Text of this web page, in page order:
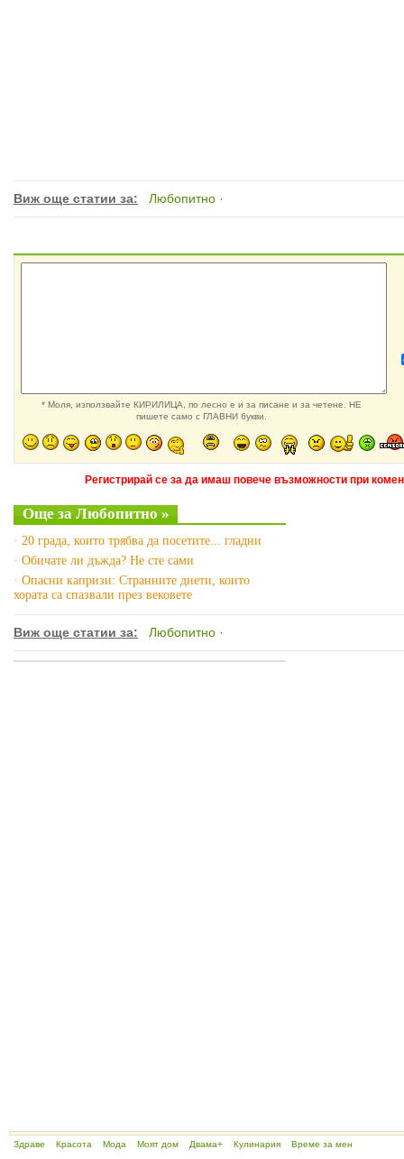
Виж още статии за: Любопитно ·
* Моля, използвайте КИРИЛИЦА, по лесно е и за писане и за четене. НЕ
пишете само с ГЛАВНИ букви.
Регистрирай се за да имаш повече възможности при
Още за Любопитно »
· 20 града, които трябва да посетите... гладни
· Обичате ли дъжда? Не сте сами
· Опасни капризи: Странните диети, които
хората са спазвали през вековете
Виж още статии за: Любопитно ·
Здраве Красота Мода Моят дом Двама+ Кулинария Време за мен